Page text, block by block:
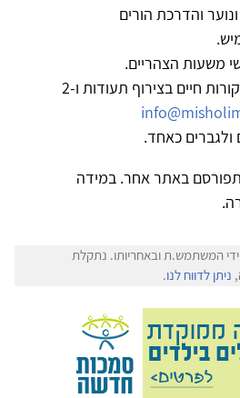
ונוער והדרכת הורים
משעות הצהריים.
למעוניינים- יש לשלוח קורות חיים בצירוף תעודות ו-2
כאחד.
באתר אחר. במידה
ידי המשתמש.ת ובאחריותו. נתקלת
ניתן לדווח לנו.